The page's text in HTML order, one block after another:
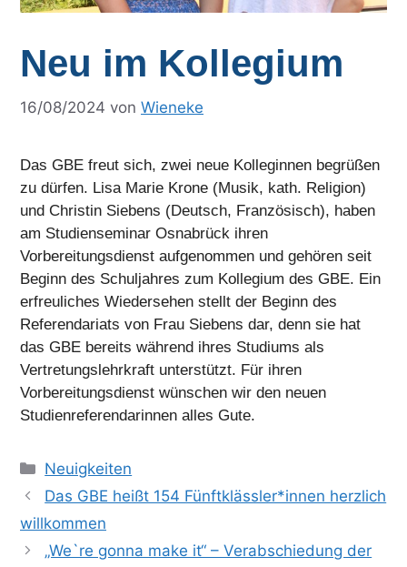
Neu im Kollegium
16/08/2024 von Wieneke
Das GBE freut sich, zwei neue Kolleginnen begrüßen
zu dürfen. Lisa Marie Krone (Musik, kath. Religion)
und Christin Siebens (Deutsch, Französisch), haben
am Studienseminar Osnabrück ihren
Vorbereitungsdienst aufgenommen und gehören seit
Beginn des Schuljahres zum Kollegium des GBE. Ein
erfreuliches Wiedersehen stellt der Beginn des
Referendariats von Frau Siebens dar, denn sie hat
das GBE bereits während ihres Studiums als
Vertretungslehrkraft unterstützt. Für ihren
Vorbereitungsdienst wünschen wir den neuen
Studienreferendarinnen alles Gute.
Kategorien
Neuigkeiten
Das GBE heißt 154 Fünftklässler*innen herzlich
willkommen
„We`re gonna make it“ – Verabschiedung der